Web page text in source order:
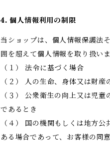
4. 個人情報利用の制限
当ショップは、個人情報保護法
囲を超えて個人情報を取り扱い
（１） 法令に基づく場合
（２） 人の生命、身体又は財
（３） 公衆衛生の向上又は児
であるとき
（４） 国の機関もしくは地方
ある場合であって、お客様の同